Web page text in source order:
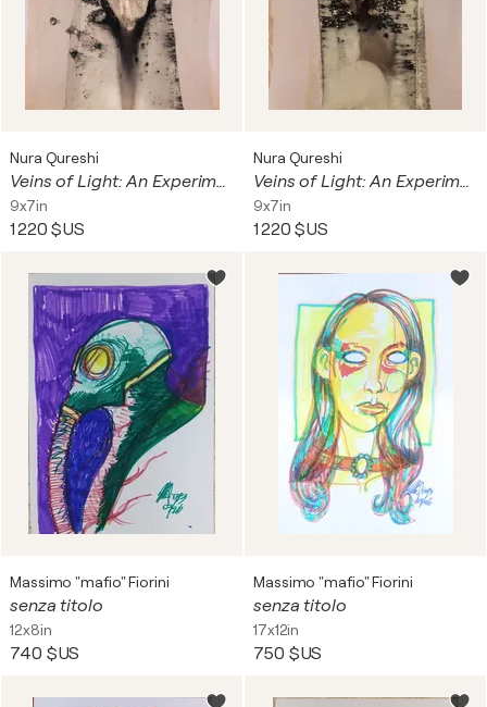
Nura Qureshi
Veins of Light: An Experimental Study in Chemigrams IV
9x7in
1 220 $US
Nura Qureshi
Veins of Light: An Experimental Study in Chemigrams III
9x7in
1 220 $US
Massimo "mafio" Fiorini
senza titolo
12x8in
740 $US
Massimo "mafio" Fiorini
senza titolo
17x12in
750 $US